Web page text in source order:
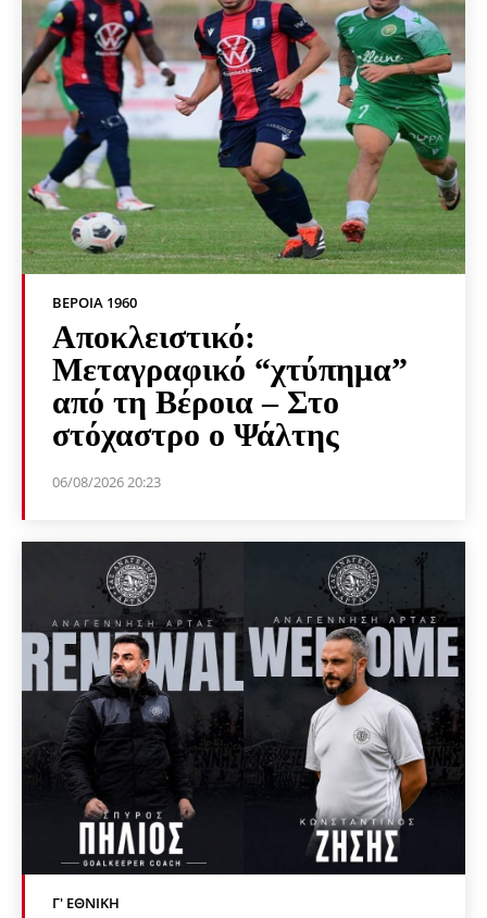
ΒΕΡΟΙΑ 1960
Αποκλειστικό:
Μεταγραφικό “χτύπημα”
από τη Βέροια – Στο
στόχαστρο ο Ψάλτης
06/08/2026 20:23
Γ' ΕΘΝΙΚΉ